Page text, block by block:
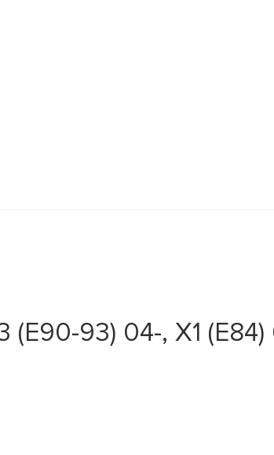
93) 04-, X1